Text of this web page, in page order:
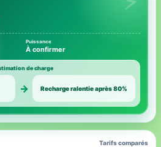
Puissance
À confirmer
de charge
→ Recharge ralentie après 80%
Tarifs comparés